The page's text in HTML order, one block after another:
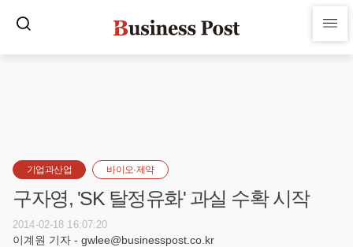
기업과산업 바이오·제약
구자영, 'SK 탈정유화' 과실 수확 시작
2014-02-18 16:07:20
이계원 기자 - gwlee@businesspost.co.kr